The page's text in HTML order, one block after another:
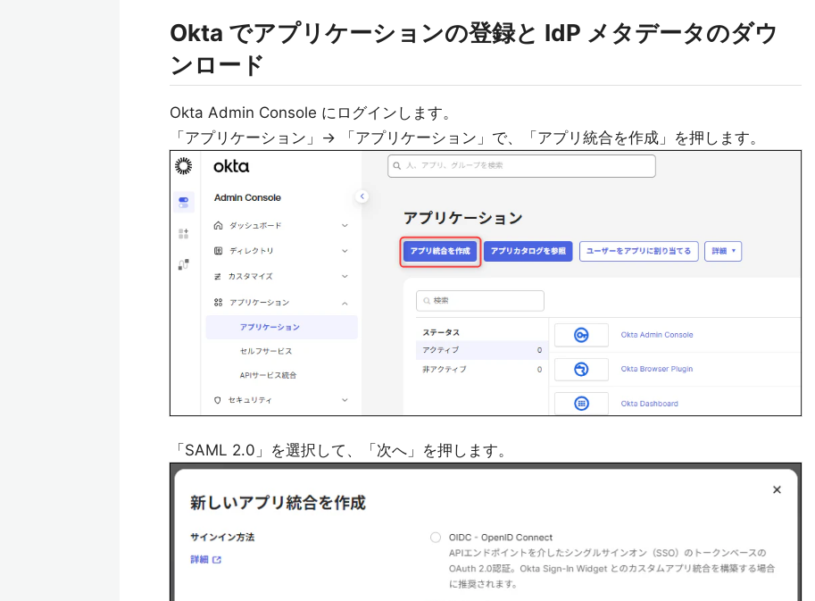
Okta でアプリケーションの登録と IdP メタデータのダウ
ンロード
Okta Admin Console にログインします。
「アプリケーション」-> 「アプリケーション」で、「アプリ統合を作成」を押します。
「SAML 2.0」を選択して、「次へ」を押します。